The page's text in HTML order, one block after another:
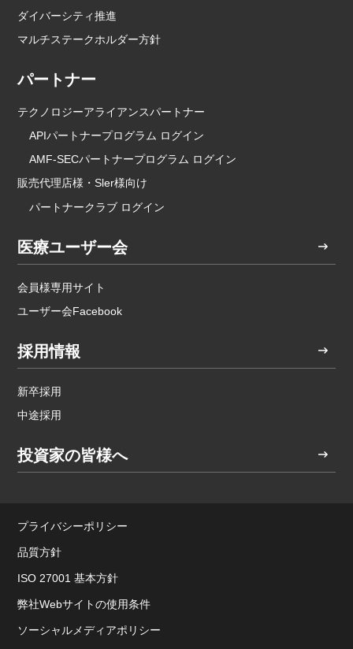
ダイバーシティ推進
マルチステークホルダー方針
パートナー
テクノロジーアライアンスパートナー
APIパートナープログラム ログイン
AMF-SECパートナープログラム ログイン
販売代理店様・Sler様向け
パートナークラブ ログイン
医療ユーザー会
会員様専用サイト
ユーザー会Facebook
採用情報
新卒採用
中途採用
投資家の皆様へ
プライバシーポリシー
品質方針
ISO 27001 基本方針
弊社Webサイトの使用条件
ソーシャルメディアポリシー